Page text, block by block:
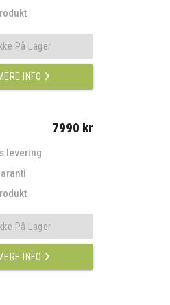
Ikke På Lager
INFO
7990 kr
levering
Ikke På Lager
INFO